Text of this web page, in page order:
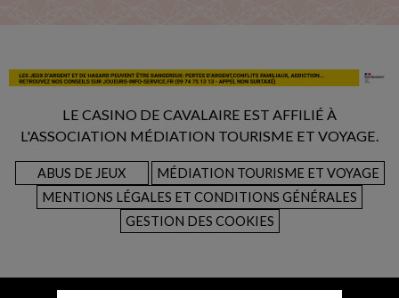
LE CASINO DE CAVALAIRE EST AFFILIÉ À
L'ASSOCIATION MÉDIATION TOURISME ET VOYAGE.
ABUS DE JEUX
MÉDIATION TOURISME ET VOYAGE
MENTIONS LÉGALES ET CONDITIONS GÉNÉRALES
GESTION DES COOKIES